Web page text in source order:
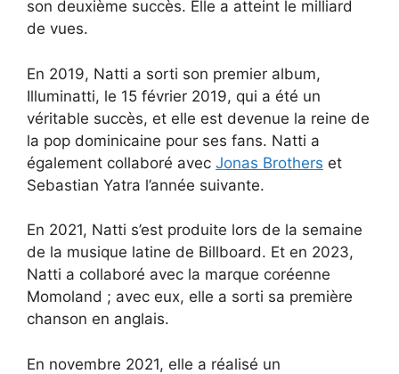
son deuxième succès. Elle a atteint le milliard
de vues.
En 2019, Natti a sorti son premier album,
Illuminatti, le 15 février 2019, qui a été un
véritable succès, et elle est devenue la reine de
la pop dominicaine pour ses fans. Natti a
également collaboré avec Jonas Brothers et
Sebastian Yatra l’année suivante.
En 2021, Natti s’est produite lors de la semaine
de la musique latine de Billboard. Et en 2023,
Natti a collaboré avec la marque coréenne
Momoland ; avec eux, elle a sorti sa première
chanson en anglais.
En novembre 2021, elle a réalisé un